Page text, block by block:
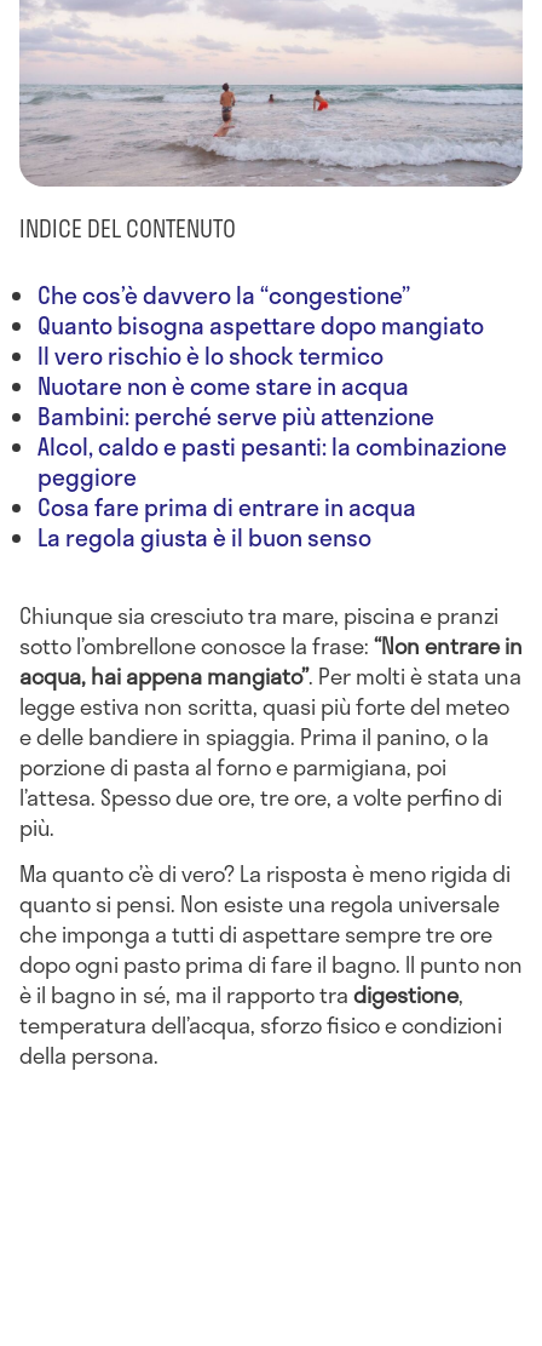
INDICE DEL CONTENUTO
Che cos’è davvero la “congestione”
Quanto bisogna aspettare dopo mangiato
Il vero rischio è lo shock termico
Nuotare non è come stare in acqua
Bambini: perché serve più attenzione
Alcol, caldo e pasti pesanti: la combinazione
peggiore
Cosa fare prima di entrare in acqua
La regola giusta è il buon senso
Chiunque sia cresciuto tra mare, piscina e pranzi
sotto l’ombrellone conosce la frase:“Non entrare in
acqua, hai appena mangiato”. Per molti è stata una
legge estiva non scritta, quasi più forte del meteo
e delle bandiere in spiaggia. Prima il panino, o la
porzione di pasta al forno e parmigiana, poi
l’attesa. Spesso due ore, tre ore, a volte perfino di
più.
Ma quanto c’è di vero? La risposta è meno rigida di
quanto si pensi. Non esiste una regola universale
che imponga a tutti di aspettare sempre tre ore
dopo ogni pasto prima di fare il bagno. Il punto non
è il bagno in sé, ma il rapporto tradigestione,
temperatura dell’acqua, sforzo fisico e condizioni
della persona.